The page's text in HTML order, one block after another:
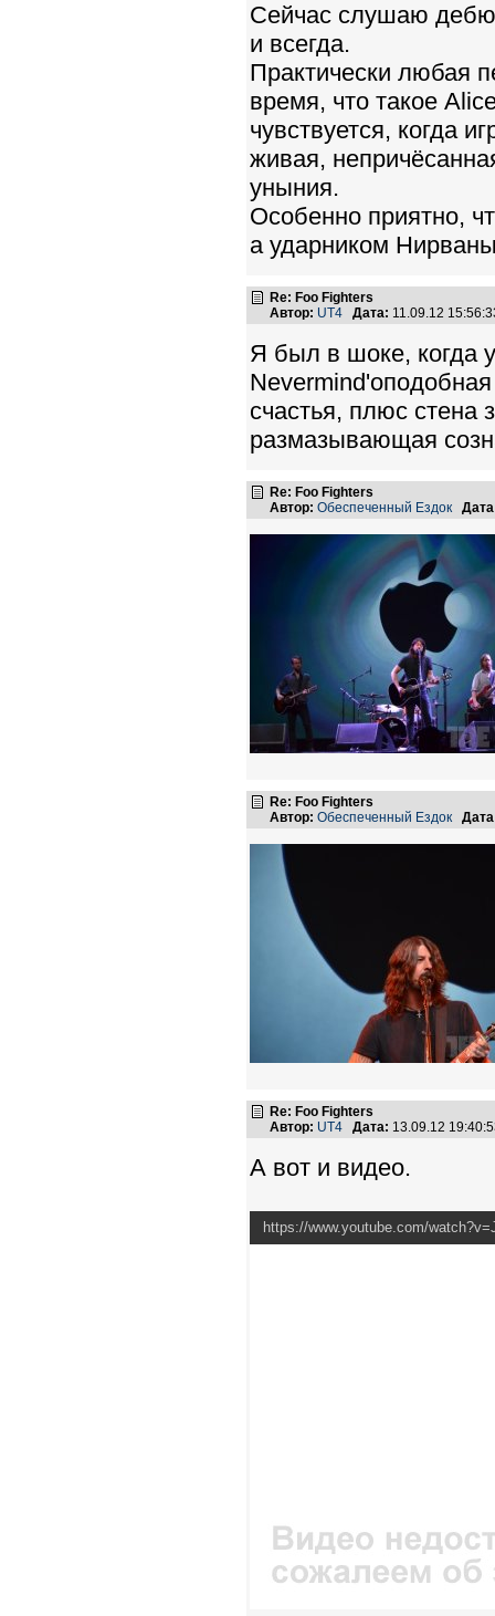
Сейчас слушаю
и всегда.
Практически любая
время, что такое
чувствуется, когда
живая,
уныния.
Особенно приятно,
а ударником
Re: Foo Fighters
Автор: UT4 Дата: 11.09.12
Я был в шоке, когда
Nevermind'оподобная
счастья, плюс стена
размазывающая
Re: Foo Fighters
Автор: Обеспеченный Ездок
Re: Foo Fighters
Автор: Обеспеченный Ездок
Re: Foo Fighters
Автор: UT4 Дата: 13.09.12
А вот и видео.
https://www.youtube.com/